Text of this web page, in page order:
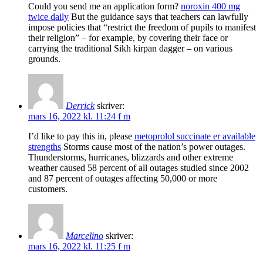
Could you send me an application form? noroxin 400 mg
twice daily But the guidance says that teachers can lawfully
impose policies that “restrict the freedom of pupils to manifest
their religion” – for example, by covering their face or
carrying the traditional Sikh kirpan dagger – on various
grounds.
Derrick skriver:
mars 16, 2022 kl. 11:24 f m
I’d like to pay this in, please metoprolol succinate er available
strengths Storms cause most of the nation’s power outages.
Thunderstorms, hurricanes, blizzards and other extreme
weather caused 58 percent of all outages studied since 2002
and 87 percent of outages affecting 50,000 or more
customers.
Marcelino skriver:
mars 16, 2022 kl. 11:25 f m